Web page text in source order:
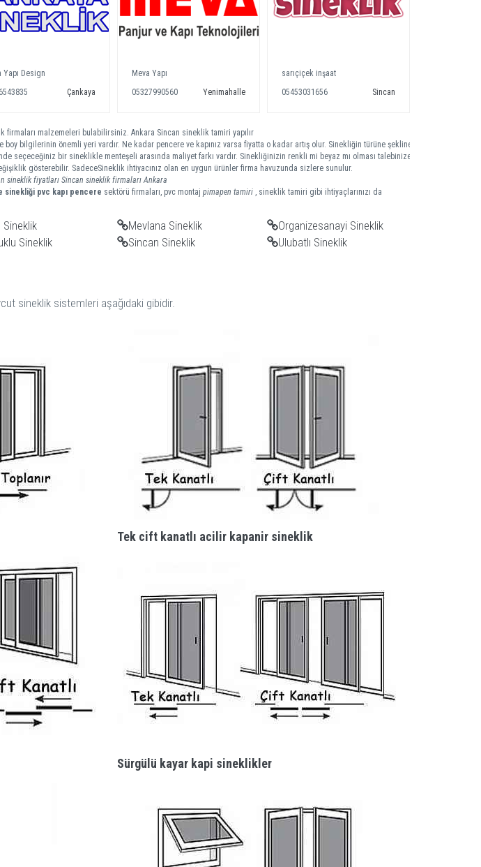
Yapı Design
Çankaya
Meva Yapı
05327990560
Yenimahalle
sarıçiçek inşaat
05453031656
Sincan
firmaları malzemeleri bulabilirsiniz. Ankara Sincan sineklik tamiri yapılır
boy bilgilerinin önemli yeri vardır. Ne kadar pencere ve kapınız varsa fiyatta o kadar artış olur. Sinekliğin türüne şekline
seçeceğiniz bir sineklikle menteşeli arasında maliyet farkı vardır. Sinekliğinizin renkli mi beyaz mı olması talebinize
gösterebilir. SadeceSineklik ihtiyacınız olan en uygun ürünler firma havuzunda sizlere sunulur.
sineklik fiyatları Sincan sineklik firmalarıAnkara
sinekliği pvc kapı pencere sektörü firmaları, pvc montaj pimapen tamiri , sineklik tamiri gibi ihtiyaçlarınızı da
Sineklik Mevlana Sineklik
Organizesanayi Sineklik
Sineklik Sincan Sineklik
Ulubatlı Sineklik
sineklik sistemleri aşağıdaki gibidir.
Tek cift kanatlı acilir kapanir sineklik
Sürgülü kayar kapi sineklikler